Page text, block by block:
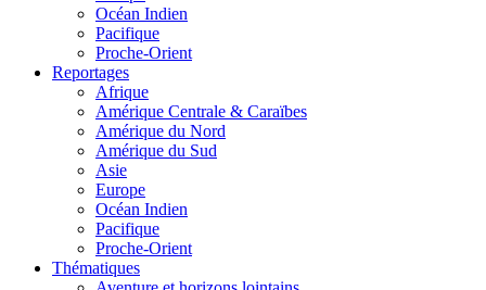
Océan Indien
Pacifique
Proche-Orient
Reportages
Afrique
Amérique Centrale & Caraïbes
Amérique du Nord
Amérique du Sud
Asie
Europe
Océan Indien
Pacifique
Proche-Orient
Thématiques